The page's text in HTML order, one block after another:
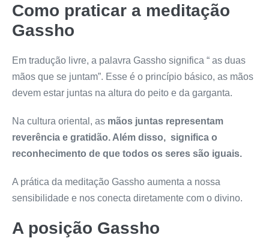
Como praticar a meditação
Gassho
Em tradução livre, a palavra Gassho significa “ as duas
mãos que se juntam”. Esse é o princípio básico, as mãos
devem estar juntas na altura do peito e da garganta.
Na cultura oriental, as mãos juntas representam
reverência e gratidão. Além disso, significa o
reconhecimento de que todos os seres são iguais.
A prática da meditação Gassho aumenta a nossa
sensibilidade e nos conecta diretamente com o divino.
A posição Gassho